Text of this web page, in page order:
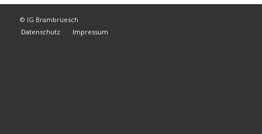
© IG Brambrüesch
Datenschutz
Impressum